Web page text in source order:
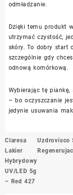
odmładzanie.
Dzięki temu produkt
utrzymać czystość,
skóry. To dobry start
szczególnie gdy
odnową komórkową.
Wybierając tę
– bo oczyszczanie
jedynie usuwania
Nawigacja
wpisu
Claresa
Lakier
Hybrydowy
UV/LED 5g
– Red 427
Uzdrovisco